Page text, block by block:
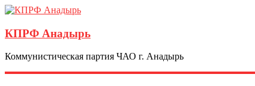
КПРФ Анадырь
Коммунистическая партия ЧАО г. Анадырь